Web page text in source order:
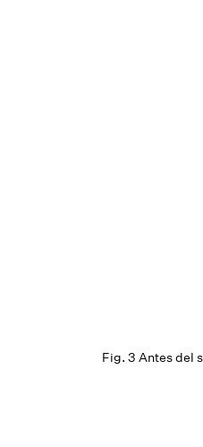
Fig. 3 Antes del